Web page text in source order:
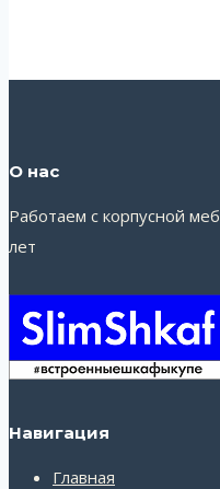
О нас
Работаем с корпусной
лет
Навигация
Главная